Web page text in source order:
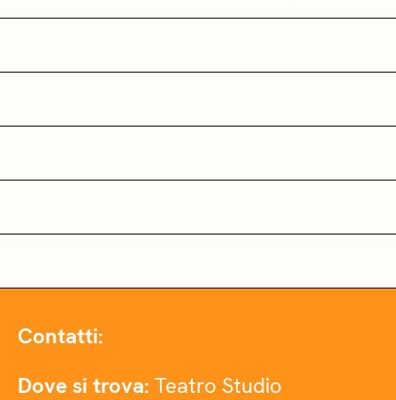
Contatti:
Dove si trova: Teatro Studio